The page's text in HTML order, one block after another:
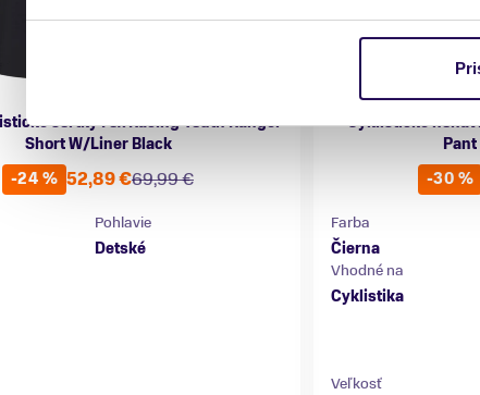
šortky Fox Racing Youth Ranger
Short W/Liner Black
-24 %
69,99 €
52,89 €
Pohlavie
Detské
Cyklistické
Pant
-30 %
Farba
Čierna
Vhodné na
Cyklistika
Veľkosť